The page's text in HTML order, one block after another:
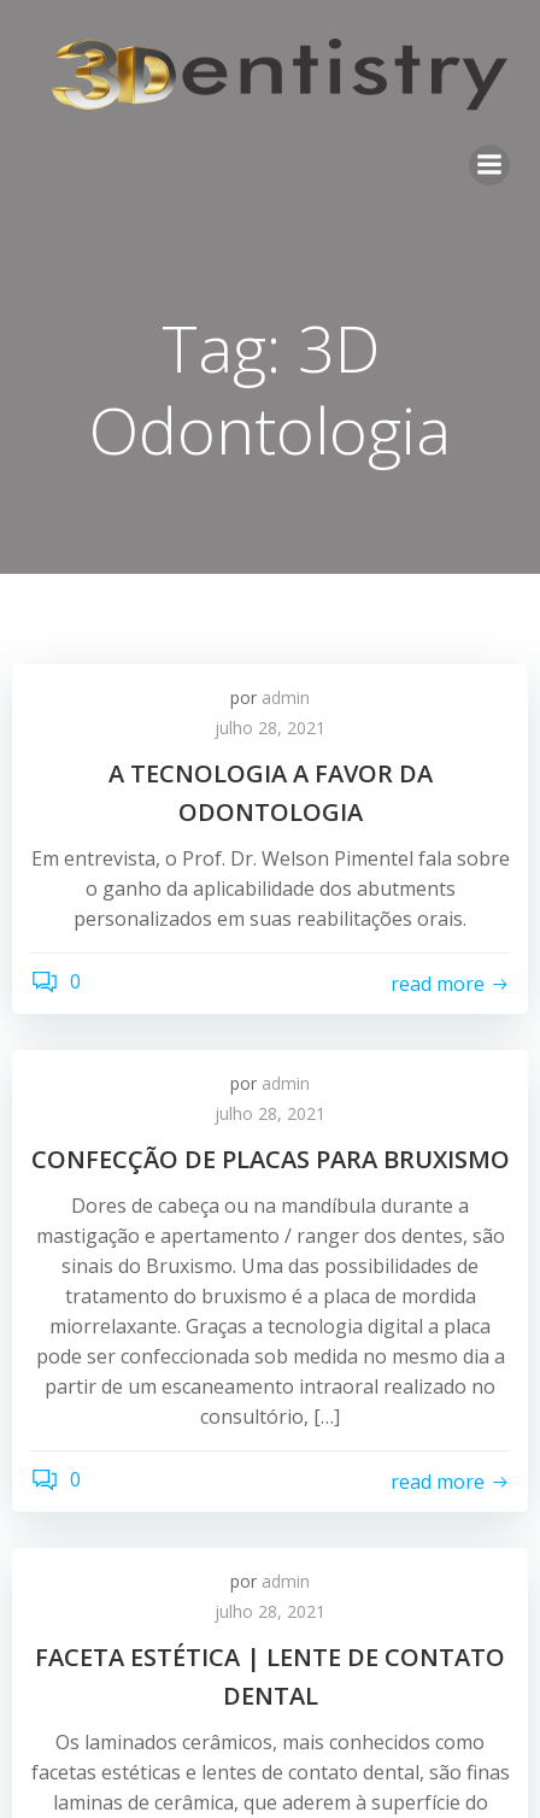
para
o
conteúdo
Tag: 3D
Odontologia
por admin
julho 28, 2021
A TECNOLOGIA A FAVOR DA
ODONTOLOGIA
Em entrevista, o Prof. Dr. Welson Pimentel fala sobre
o ganho da aplicabilidade dos abutments
personalizados em suas reabilitações orais.
0 read more
por admin
julho 28, 2021
CONFECÇÃO DE PLACAS PARA BRUXISMO
Dores de cabeça ou na mandíbula durante a
mastigação e apertamento / ranger dos dentes, são
sinais do Bruxismo. Uma das possibilidades de
tratamento do bruxismo é a placa de mordida
miorrelaxante. Graças a tecnologia digital a placa
pode ser confeccionada sob medida no mesmo dia a
partir de um escaneamento intraoral realizado no
consultório, […]
0 read more
por admin
julho 28, 2021
FACETA ESTÉTICA | LENTE DE CONTATO
DENTAL
Os laminados cerâmicos, mais conhecidos como
facetas estéticas e lentes de contato dental, são finas
laminas de cerâmica, que aderem à superfície do